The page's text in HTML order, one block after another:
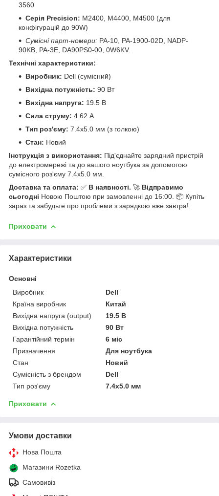
3560
Серія Precision: M2400, M4400, M4500 (для
конфігурацій до 90W)
Сумісні парт-номери: PA-10, PA-1900-02D, NADP-
90KB, PA-3E, DA90PS0-00, 0W6KV.
Технічні характеристики:
Виробник: Dell (сумісний)
Вихідна потужність: 90 Вт
Вихідна напруга: 19.5 В
Сила струму: 4.62 А
Тип роз'єму: 7.4x5.0 мм (з голкою)
Стан: Новий
Інструкція з використання: Під'єднайте зарядний пристрій
до електромережі та до вашого ноутбука за допомогою
сумісного роз'єму 7.4x5.0 мм.
Доставка та оплата: ✅ В наявності. 🚀 Відправимо
сьогодні Новою Поштою при замовленні до 16:00. 📦 Купіть
зараз та забудьте про проблеми з зарядкою вже завтра!
Приховати
Характеристики
Основні
Виробник
Dell
Країна виробник
Китай
Вихідна напруга (output)
19.5 В
Вихідна потужність
90 Вт
Гарантійний термін
6 міс
Призначення
Для ноутбука
Стан
Новий
Сумісність з брендом
Dell
Тип роз'єму
7.4x5.0 мм
Приховати
Умови доставки
Нова Пошта
Магазини Rozetka
Самовивіз